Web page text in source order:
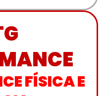
FÍSICA E